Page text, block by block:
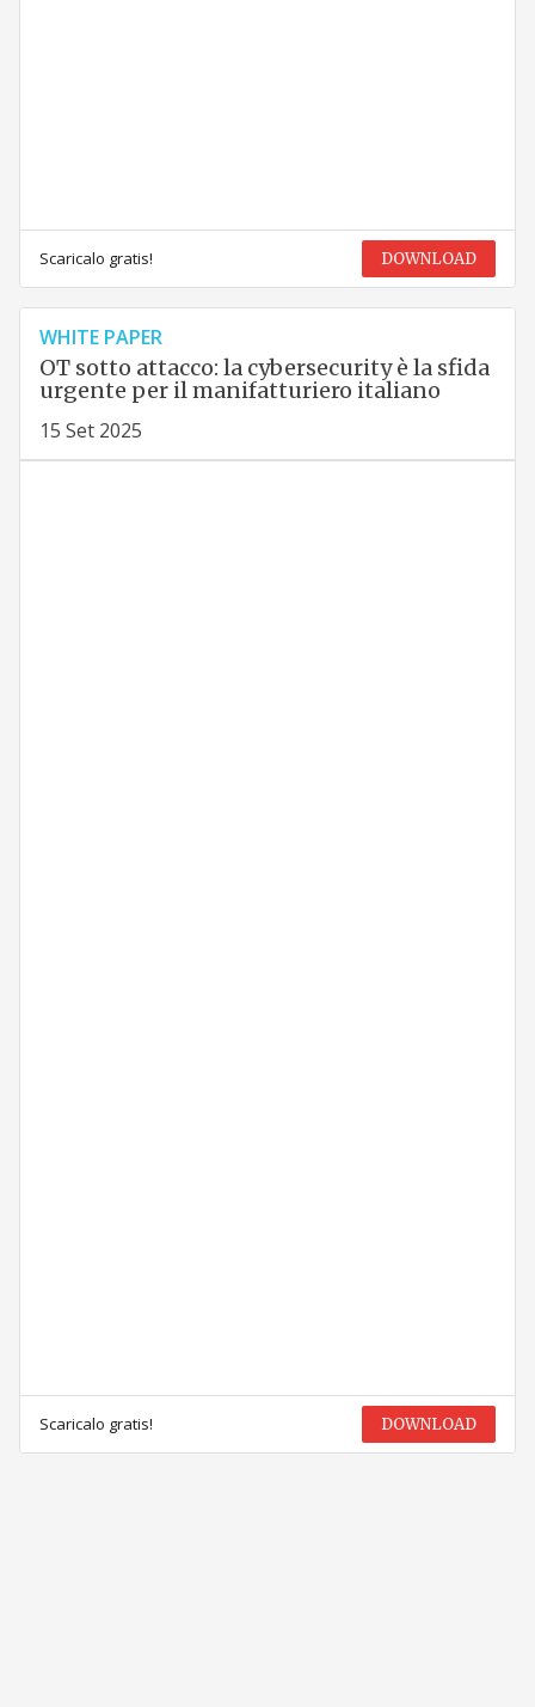
Scaricalo gratis! DOWNLOAD
WHITE PAPER
OT sotto attacco: la cybersecurity è la sfida
urgente per il manifatturiero italiano
15 Set 2025
Scaricalo gratis! DOWNLOAD